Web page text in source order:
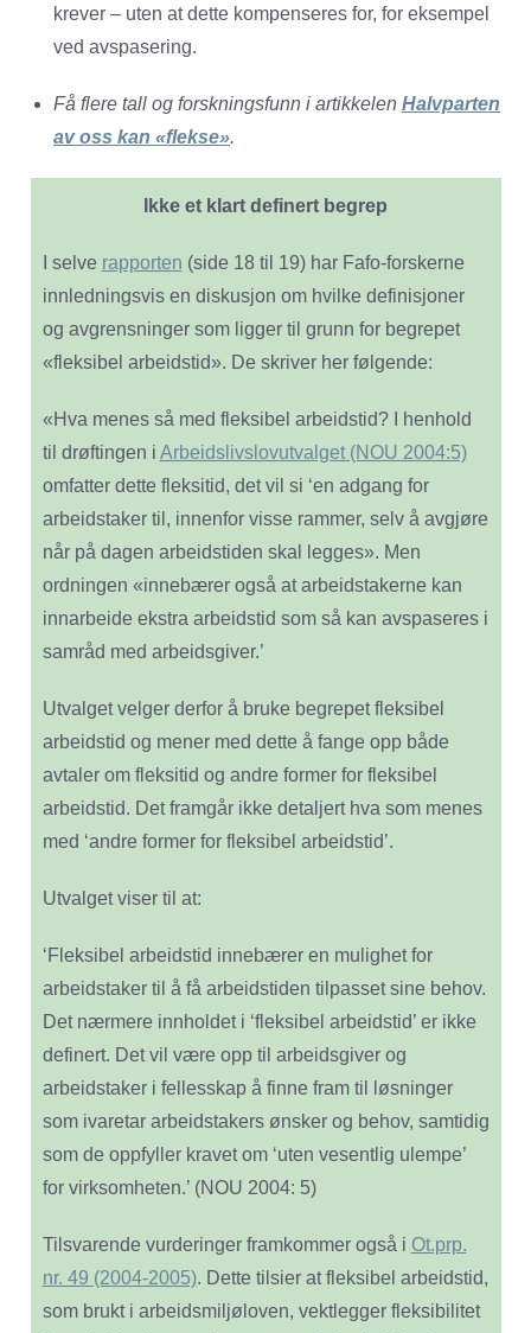
krever – uten at dette kompenseres for, for eksempel
ved avspasering.
Få flere tall og forskningsfunn i artikkelen Halvparten
av oss kan «flekse».
Ikke et klart definert begrep
I selve rapporten (side 18 til 19) har Fafo-forskerne
innledningsvis en diskusjon om hvilke definisjoner
og avgrensninger som ligger til grunn for begrepet
«fleksibel arbeidstid». De skriver her følgende:
«Hva menes så med fleksibel arbeidstid? I henhold
til drøftingen i Arbeidslivslovutvalget (NOU 2004:5)
omfatter dette fleksitid, det vil si ‘en adgang for
arbeidstaker til, innenfor visse rammer, selv å avgjøre
når på dagen arbeidstiden skal legges». Men
ordningen «innebærer også at arbeidstakerne kan
innarbeide ekstra arbeidstid som så kan avspaseres i
samråd med arbeidsgiver.’
Utvalget velger derfor å bruke begrepet fleksibel
arbeidstid og mener med dette å fange opp både
avtaler om fleksitid og andre former for fleksibel
arbeidstid. Det framgår ikke detaljert hva som menes
med ‘andre former for fleksibel arbeidstid’.
Utvalget viser til at:
‘Fleksibel arbeidstid innebærer en mulighet for
arbeidstaker til å få arbeidstiden tilpasset sine behov.
Det nærmere innholdet i ‘fleksibel arbeidstid’ er ikke
definert. Det vil være opp til arbeidsgiver og
arbeidstaker i fellesskap å finne fram til løsninger
som ivaretar arbeidstakers ønsker og behov, samtidig
som de oppfyller kravet om ‘uten vesentlig ulempe’
for virksomheten.’ (NOU 2004: 5)
Tilsvarende vurderinger framkommer også i Ot.prp.
nr. 49 (2004-2005). Dette tilsier at fleksibel arbeidstid,
som brukt i arbeidsmiljøloven, vektlegger fleksibilitet